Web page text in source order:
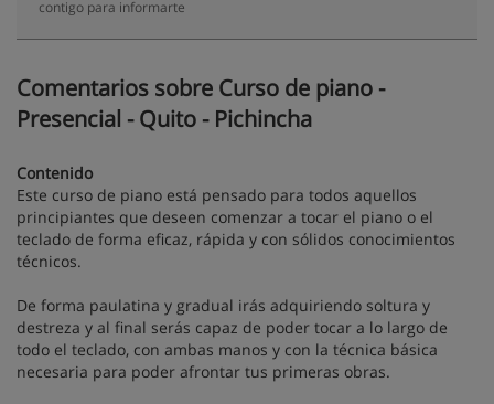
contigo para informarte
Comentarios sobre Curso de piano -
Presencial - Quito - Pichincha
Contenido
Este curso de piano está pensado para todos aquellos
principiantes que deseen comenzar a tocar el piano o el
teclado de forma eficaz, rápida y con sólidos conocimientos
técnicos.
De forma paulatina y gradual irás adquiriendo soltura y
destreza y al final serás capaz de poder tocar a lo largo de
todo el teclado, con ambas manos y con la técnica básica
necesaria para poder afrontar tus primeras obras.